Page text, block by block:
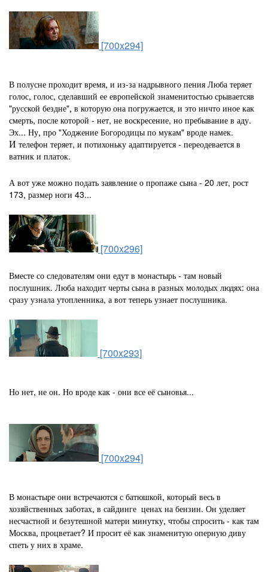
[700x294]
В полусне проходит время, и из-за надрывного пения Люба теряет
голос, голос, сделавший ее европейской знаменитостью срываетсяв
"русской бездне", в которую она погружается, и это ничто иное как
смерть, после которой - нет, не воскресение, но пребывание в аду.
Эх... Ну, про "Ходжение Богородицы по мукам" вроде намек.
И телефон теряет, и потихоньку адаптируется - переодевается в
ватник и платок.
А вот уже можно подать заявление о пропаже сына - 20 лет, рост
173, размер ноги 43...
[700x296]
Вместе со следователям они едут в монастырь - там новый
послушник. Люба находит черты сына в разных молодых людях: она
сразу узнала утопленника, а вот теперь узнает послушника.
[700x293]
Но нет, не он. Но вроде как - они все её сыновья...
[700x294]
В монастыре они встречаются с батюшкой, который весь в
хозяйственных заботах, в сайдинге ценах на бензин. Он уделяет
несчастной и безутешной матери минутку, чтобы спросить - как там
Москва, процветает? И просит её как знаменитую оперную диву
спеть у них в храме.